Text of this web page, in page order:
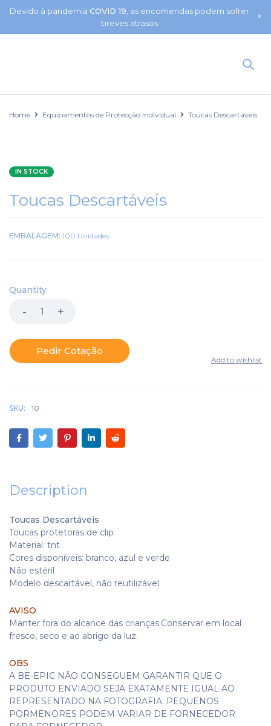
Devido à pandemia COVID 19 , as encomendas podem sofrer
breves atrasos
Home Equipamentos de Protecção Individual Toucas Descartáveis
IN STOCK
Toucas Descartáveis
EMBALAGEM: 100 Unidades
Quantity
Pedir Cotação
SKU: 10
Description
Toucas Descartáveis
Toucas protetoras de clip
Material: tnt
Cores disponíveis: branco, azul e verde
Não estéril
Modelo descartável, não reutilizável
AVISO
Manter fora do alcance das crianças.Conservar em local
fresco, seco e ao abrigo da luz.
OBS
A BE-EPIC NÃO CONSEGUEM GARANTIR QUE O
PRODUTO ENVIADO SEJA EXATAMENTE IGUAL AO
REPRESENTADO NA FOTOGRAFIA. PEQUENOS
PORMENORES PODEM VARIAR DE FORNECEDOR